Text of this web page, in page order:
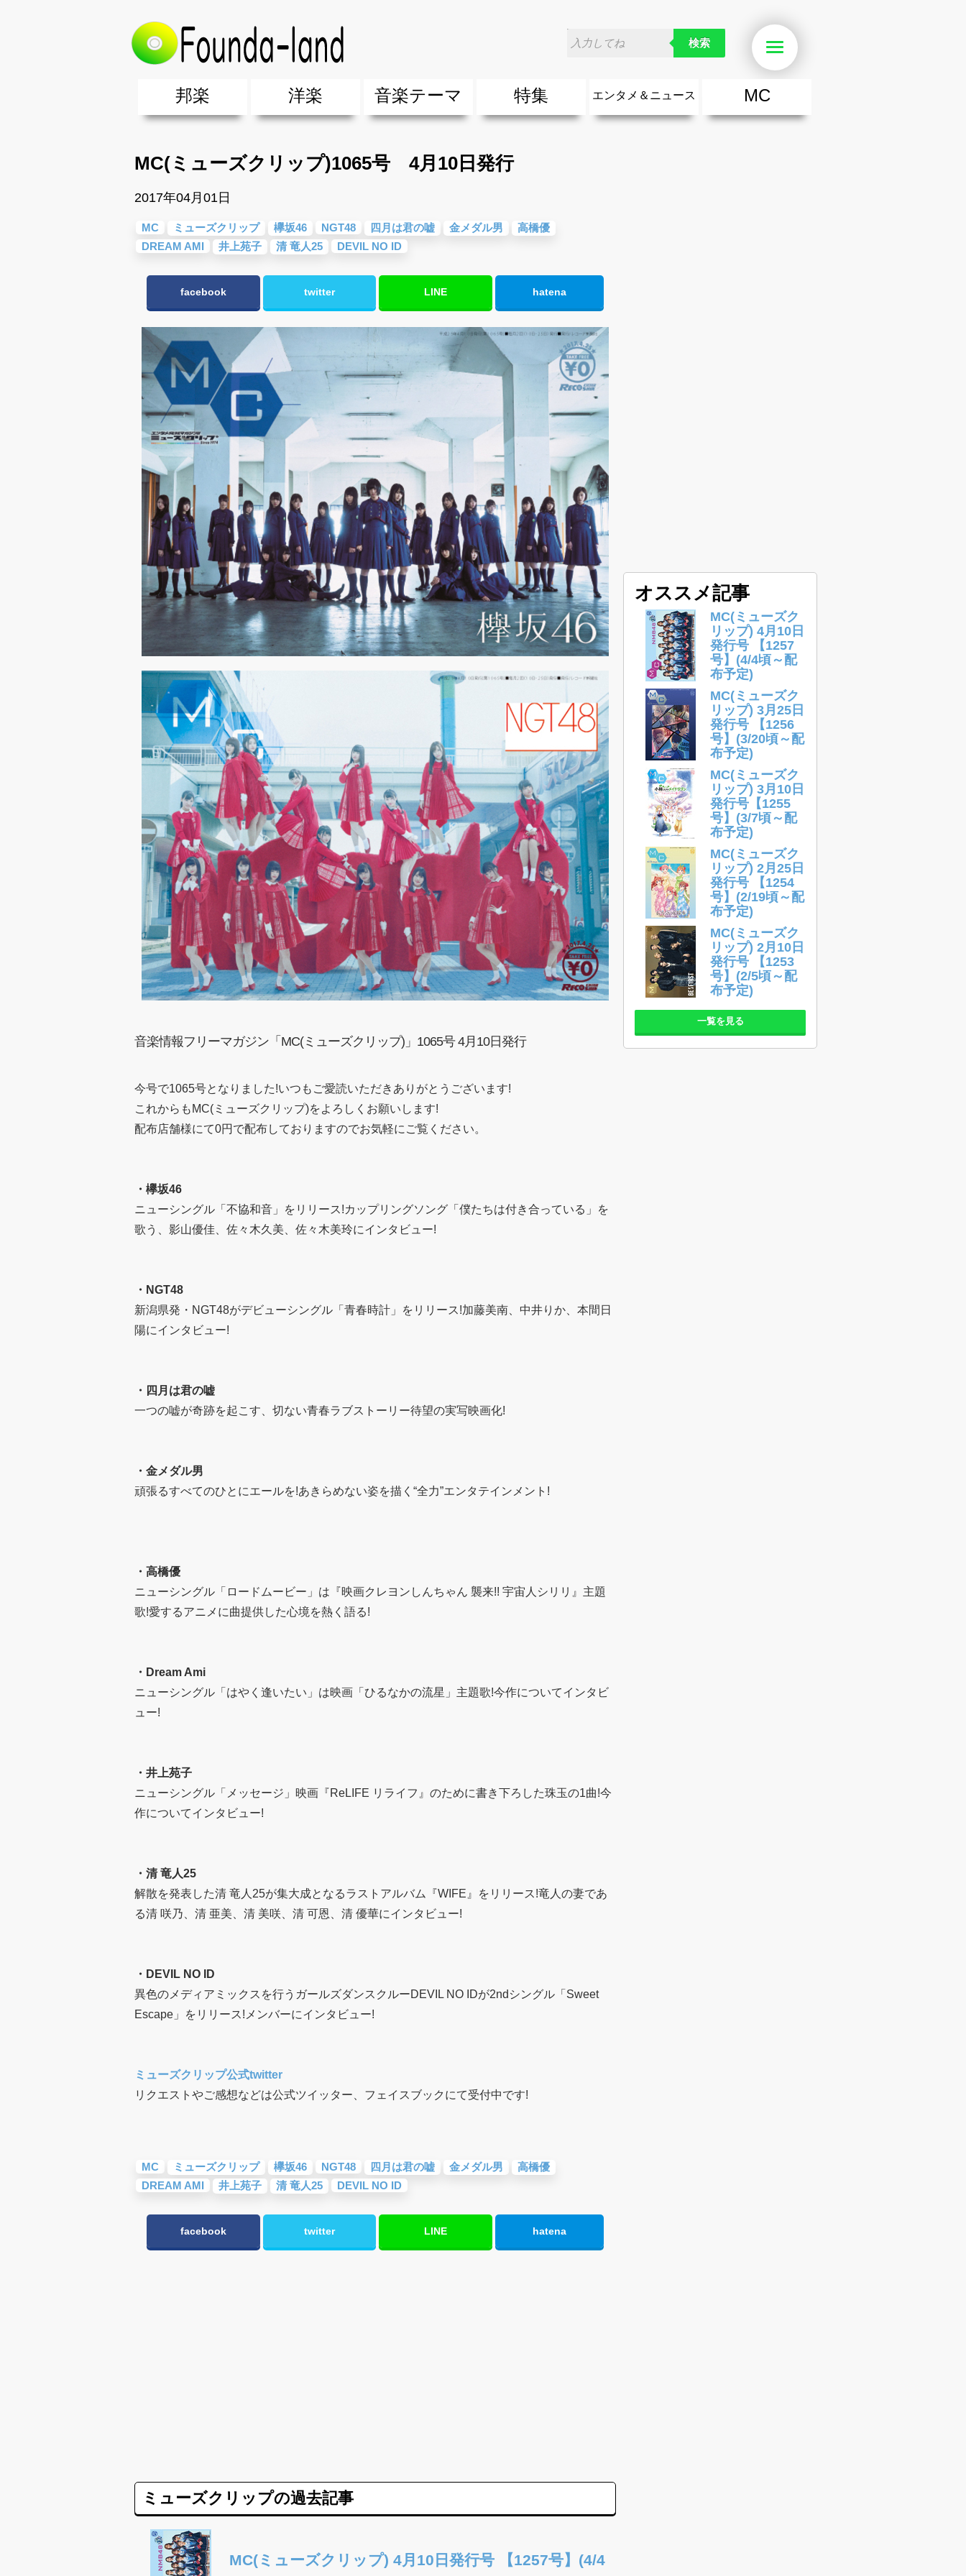
検索
邦楽
邦楽ポップス(J-POP)
邦楽ロック(J-ROCK)
K-POP
アニソン/ボカロ
アイドル
ヴィジュアル系(V系)
邦楽男性アーティスト
邦楽女性アーティスト
男女グループ・デュエット・その他
2019年・2018年・2017年「邦楽」の人気＆おすすめ
洋楽
EDM(エレクトロニック・ダンス・ミュージック)
クラブミュージック
ダンスミュージック
洋楽男性アーティスト
洋楽女性アーティスト
男女グループ・デュエット・その他
【洋楽】夏歌(サマーソング)
2019年・2018年・2017年「洋楽」の人気＆おすすめ
音楽テーマ
最新のヒット曲&流行・話題の歌
人気曲&おすすめ
音楽ランキング
ラブソング(恋愛ソング)
応援ソング
バラード・歌詞が泣ける歌
友達&友情ソング・青春ソング
スポーツ・部活応援ソング
卒業ソング&入学ソング
10、20代に人気・話題・流行・おすすめな邦楽＆洋楽
SNS・音楽アプリで10・20代に人気&おすすめな曲
勉強・試験・受験応援ソング 知識に役立つ歌
春うた&桜ソング
夏歌(サマーソング)
ハロウィンソング&秋の歌
冬歌&クリスマスソング
元気が出る歌・やる気が出る曲・明るい曲・楽しい歌・勇気が出る歌
テンションが上がる歌&盛り上がる曲
大切な人に贈る歌&ありがとうソング(感謝の歌)
お別れの曲・旅立ちの歌
パーティーソング
ドライブ音楽BGM
カラオケ
誕生日ソング&お祝いの歌
ウェディングソング・結婚式の曲
メロディ・曲の雰囲気別
音楽BGM&メドレー
学校(行事・合唱)曲
発売年代別・年齢別 人気音楽
自然音BGM・癒しの音楽(リラックス・ヒーリング)
"総"アーティスト
特集
エンタメ
エンタメ＆ニュース
音楽ニュース
エンタメニュース
MC
MC(ミューズクリップ)1065号 4月10日発行
2017年04月01日
MC ミューズクリップ 欅坂46 NGT48 四月は君の嘘 金メダル男
高橋優
DREAM AMI
井上苑子 清 竜人25 DEVIL NO ID
facebook twitter LINE hatena
音楽情報フリーマガジン「MC(ミューズクリップ)」1065号 4月10日発行
今号で1065号となりました!いつもご愛読いただきありがとうございます!
これからもMC(ミューズクリップ)をよろしくお願いします!
配布店舗様にて0円で配布しておりますのでお気軽にご覧ください。
・ 欅坂46
ニューシングル「不協和音」をリリース!カップリングソング「僕たちは付き合っている」を
歌う、影山優佳、佐々木久美、佐々木美玲にインタビュー!
・ NGT48
新潟県発・NGT48がデビューシングル「青春時計」をリリース!加藤美南、中井りか、本間日
陽にインタビュー!
・ 四月は君の嘘
一つの嘘が奇跡を起こす、切ない青春ラブストーリー待望の実写映画化!
・ 金メダル男
頑張るすべてのひとにエールを!あきらめない姿を描く“全力”エンタテインメント!
・ 高橋優
ニューシングル「ロードムービー」は『映画クレヨンしんちゃん 襲来!! 宇宙人シリリ』主題
歌!愛するアニメに曲提供した心境を熱く語る!
・ Dream Ami
ニューシングル「はやく逢いたい」は映画「ひるなかの流星」主題歌!今作についてインタビ
ュー!
・ 井上苑子
ニューシングル「メッセージ」映画『ReLIFE リライフ』のために書き下ろした珠玉の1曲!今
作についてインタビュー!
・ 清 竜人25
解散を発表した清 竜人25が集大成となるラストアルバム『WIFE』をリリース!竜人の妻であ
る清 咲乃、清 亜美、清 美咲、清 可恩、清 優華にインタビュー!
・ DEVIL NO ID
異色のメディアミックスを行うガールズダンスクルーDEVIL NO IDが2ndシングル「Sweet
Escape」をリリース!メンバーにインタビュー!
ミューズクリップ公式twitter
リクエストやご感想などは公式ツイッター、フェイスブックにて受付中です!
MC ミューズクリップ 欅坂46 NGT48 四月は君の嘘 金メダル男
高橋優
DREAM AMI
井上苑子 清 竜人25 DEVIL NO ID
facebook twitter LINE hatena
ミューズクリップの過去記事
MC(ミューズクリップ) 4月10日発行号 【1257号】(4/4
オススメ記事
MC(ミューズク
リップ) 4月10日
発行号 【1257
号】(4/4頃～配
布予定)
MC(ミューズク
リップ) 3月25日
発行号 【1256
号】(3/20頃～配
布予定)
MC(ミューズク
リップ) 3月10日
発行号【1255
号】(3/7頃～配
布予定)
MC(ミューズク
リップ) 2月25日
発行号 【1254
号】(2/19頃～配
布予定)
MC(ミューズク
リップ) 2月10日
発行号 【1253
号】(2/5頃～配
布予定)
一覧を見る